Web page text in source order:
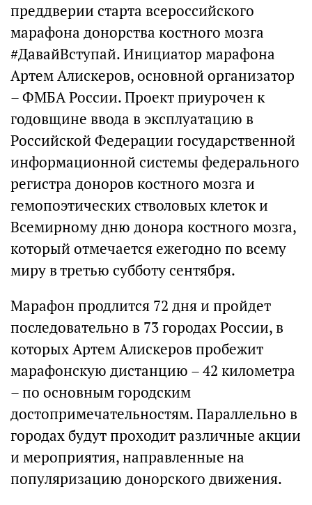
преддверии старта всероссийского
марафона донорства костного мозга
#ДавайВступай. Инициатор марафона
Артем Алискеров, основной организатор
– ФМБА России. Проект приурочен к
годовщине ввода в эксплуатацию в
Российской Федерации государственной
информационной системы федерального
регистра доноров костного мозга и
гемопоэтических стволовых клеток и
Всемирному дню донора костного мозга,
который отмечается ежегодно по всему
миру в третью субботу сентября.
Марафон продлится 72 дня и пройдет
последовательно в 73 городах России, в
которых Артем Алискеров пробежит
марафонскую дистанцию – 42 километра
– по основным городским
достопримечательностям. Параллельно в
городах будут проходит различные акции
и мероприятия, направленные на
популяризацию донорского движения.